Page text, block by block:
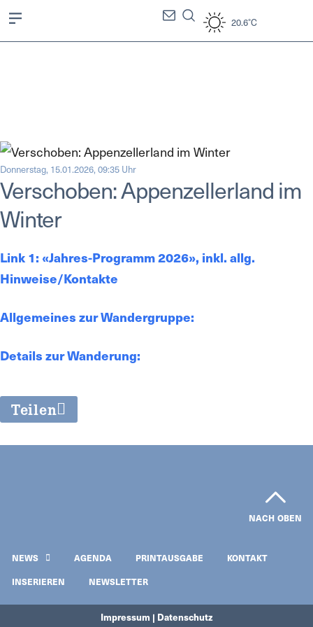
20.6°C
Donnerstag, 15.01.2026, 09:35 Uhr
Verschoben: Appenzellerland im
Winter
Link 1: «Jahres-Programm 2026», inkl. allg.
Hinweise/Kontakte
Allgemeines zur Wandergruppe:
Details zur Wanderung:
Teilen
NACH OBEN
NEWS AGENDA PRINTAUSGABE
KONTAKT
INSERIEREN
NEWSLETTER
Impressum | Datenschutz